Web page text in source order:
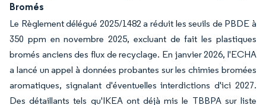
Bromés
Le Règlement délégué 2025/1482 a réduit les seuils de PBDE à
350 ppm en novembre 2025, excluant de fait les plastiques
bromés anciens des flux de recyclage. En janvier 2026, l'ECHA
a lancé un appel à données probantes sur les chimies bromées
aromatiques, signalant d'éventuelles interdictions d'ici 2027.
Des détaillants tels qu'IKEA ont déjà mis le TBBPA sur liste